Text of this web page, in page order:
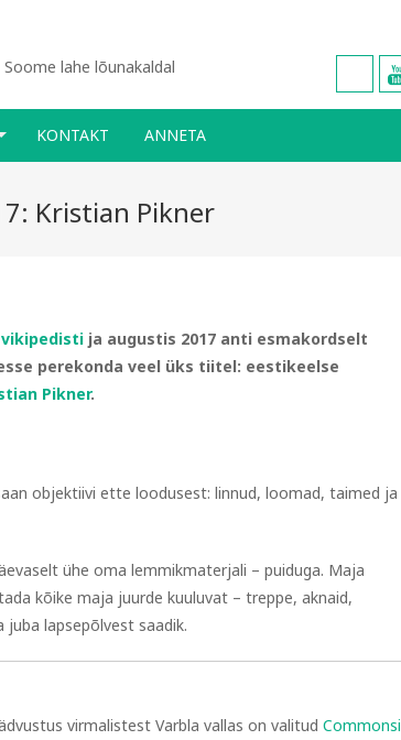
lahe lõunakaldal
KONTAKT ANNETA
Kristian Pikner
ja augustis 2017 anti esmakordselt
perekonda veel üks tiitel: eestikeelse
Pikner.
objektiivi ette loodusest: linnud, loomad, taimed ja
ühe oma lemmikmaterjali – puiduga. Maja
kõike maja juurde kuuluvat – treppe, aknaid,
lapsepõlvest saadik.
virmalistest Varbla vallas on valitud Commonsi